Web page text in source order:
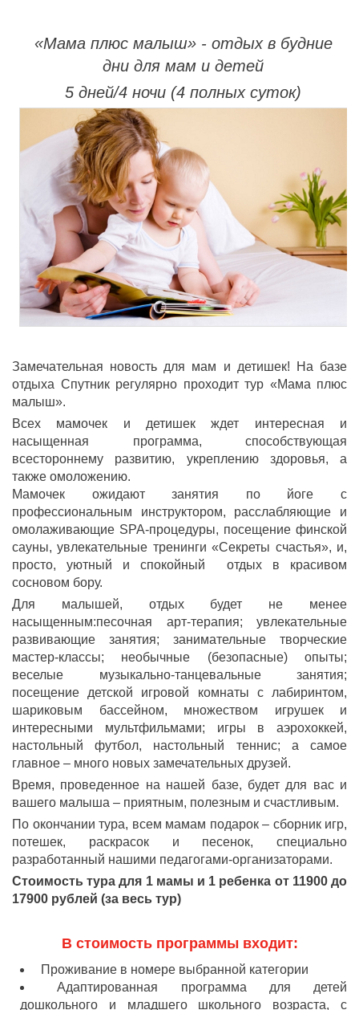
«Мама плюс малыш» - отдых в будние
дни для мам и детей
5 дней/4 ночи (4 полных суток)
Замечательная новость для мам и детишек! На базе
отдыха Спутник регулярно проходит тур «Мама плюс
малыш».
Всех мамочек и детишек ждет интересная и
насыщенная программа, способствующая
всестороннему развитию, укреплению здоровья, а
также омоложению.
Мамочек ожидают занятия по йоге с
профессиональным инструктором, расслабляющие и
омолаживающие SPA-процедуры, посещение финской
сауны, увлекательные тренинги «Секреты счастья», и,
просто, уютный и спокойный отдых в красивом
сосновом бору.
Для малышей, отдых будет не менее
насыщенным:песочная арт-терапия; увлекательные
развивающие занятия; занимательные творческие
мастер-классы; необычные (безопасные) опыты;
веселые музыкально-танцевальные занятия;
посещение детской игровой комнаты с лабиринтом,
шариковым бассейном, множеством игрушек и
интересными мультфильмами; игры в аэрохоккей,
настольный футбол, настольный теннис; а самое
главное – много новых замечательных друзей.
Время, проведенное на нашей базе, будет для вас и
вашего малыша – приятным, полезным и счастливым.
По окончании тура, всем мамам подарок – сборник игр,
потешек, раскрасок и песенок, специально
разработанный нашими педагогами-организаторами.
Стоимость тура для 1 мамы и 1 ребенка от 11900 до
17900 рублей (за весь тур)
В стоимость программы входит:
Проживание в номере выбранной категории
Адаптированная программа для детей
дошкольного и младшего школьного возраста, с